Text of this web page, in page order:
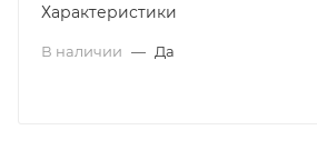
Характеристики
В наличии — Да